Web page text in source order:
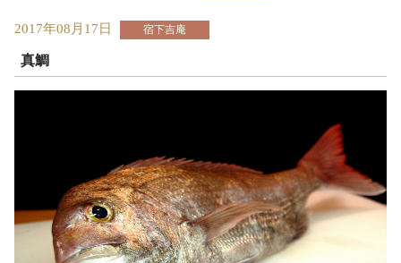
2017年08月17日 宿下吉庵
真鯛